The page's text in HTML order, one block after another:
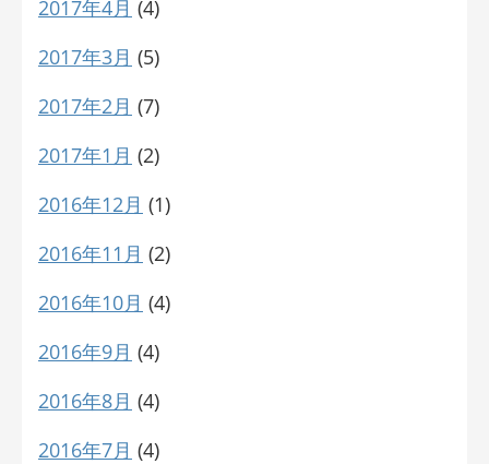
2017年4月 (4)
2017年3月 (5)
2017年2月 (7)
2017年1月 (2)
2016年12月 (1)
2016年11月 (2)
2016年10月 (4)
2016年9月 (4)
2016年8月 (4)
2016年7月 (4)